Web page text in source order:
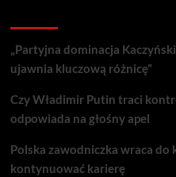
„Partyjna dominacja
ujawnia kluczową różnicę”
Czy Władimir Putin traci
odpowiada na głośny apel
Polska zawodniczka wraca do
kontynuować karierę